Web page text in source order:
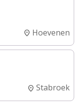
Hoevenen
Stabroek